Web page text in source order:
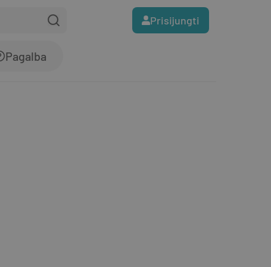
Prisijungti
Pagalba